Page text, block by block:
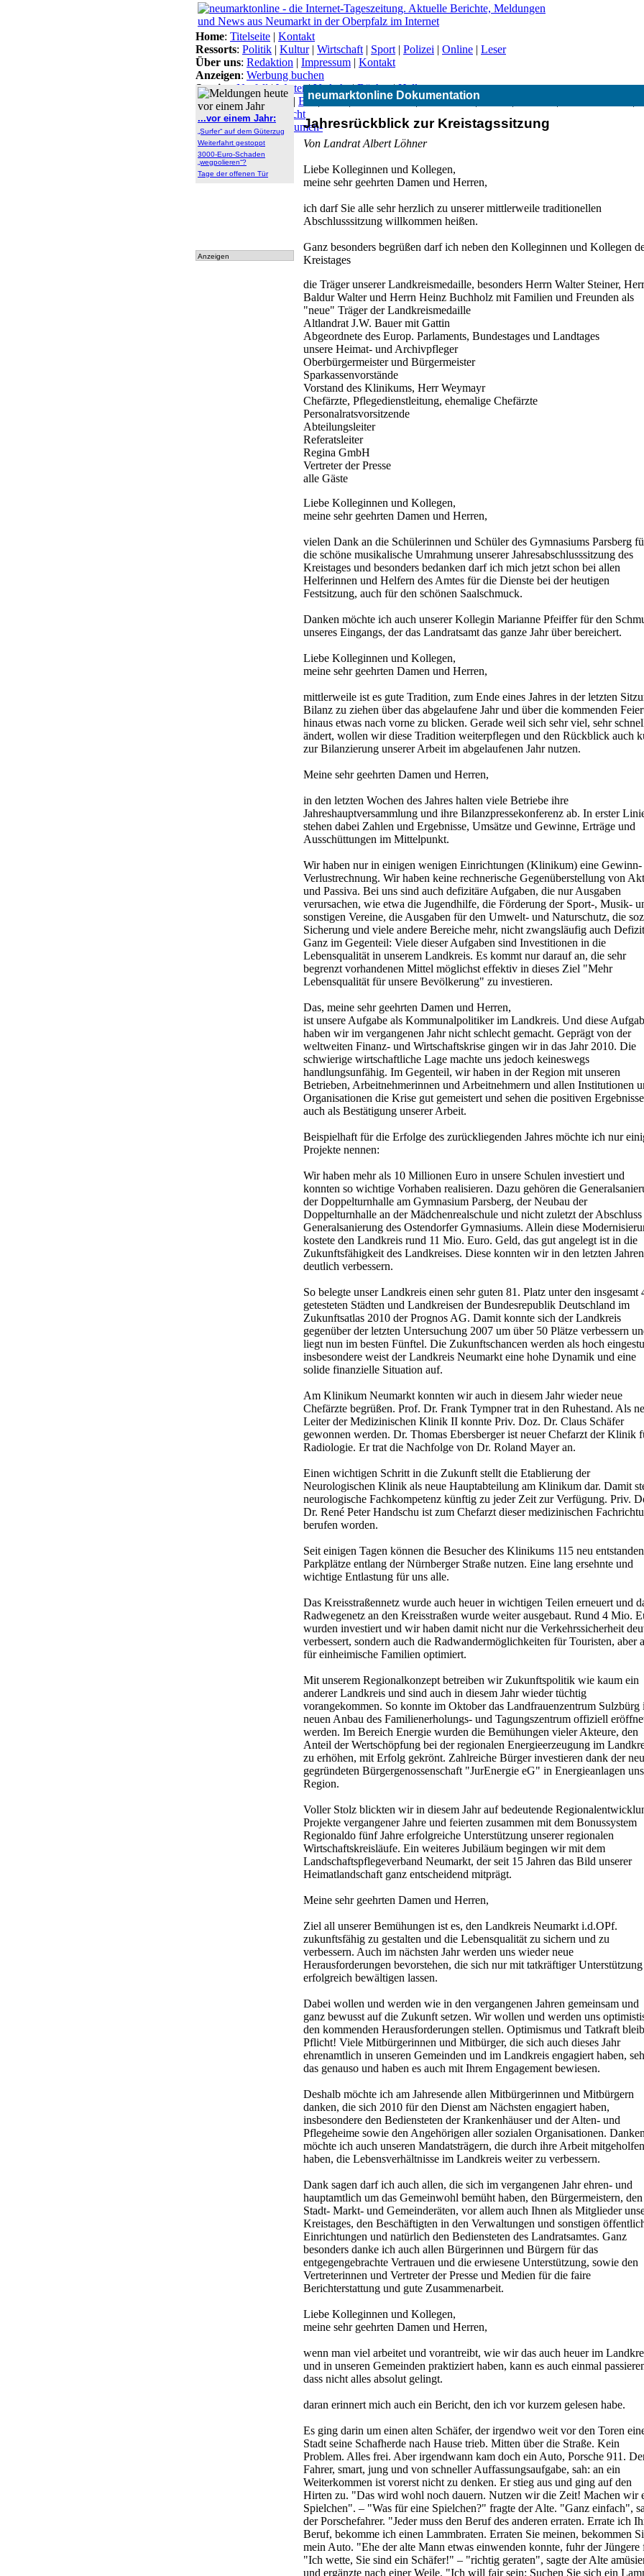
neumarktonline Dokumentation
Jahresrückblick zur Kreistagssitzung
Von Landrat Albert Löhner
Liebe Kolleginnen und Kollegen,
meine sehr geehrten Damen und Herren,
ich darf Sie alle sehr herzlich zu unserer mittlerweile traditionellen
Abschlusssitzung willkommen heißen.
Ganz besonders begrüßen darf ich neben den Kolleginnen und Kollegen
Kreistages
die Träger unserer Landkreismedaille, besonders Herrn Walter Steiner,
Baldur Walter und Herrn Heinz Buchholz mit Familien und Freunden als
"neue" Träger der Landkreismedaille
Altlandrat J.W. Bauer mit Gattin
Abgeordnete des Europ. Parlaments, Bundestages und Landtages
unsere Heimat- und Archivpfleger
Oberbürgermeister und Bürgermeister
Sparkassenvorstände
Vorstand des Klinikums, Herr Weymayr
Chefärzte, Pflegedienstleitung, ehemalige Chefärzte
Personalratsvorsitzende
Abteilungsleiter
Referatsleiter
Regina GmbH
Vertreter der Presse
alle Gäste
Liebe Kolleginnen und Kollegen,
meine sehr geehrten Damen und Herren,
vielen Dank an die Schülerinnen und Schüler des Gymnasiums Parsberg
die schöne musikalische Umrahmung unserer Jahresabschlusssitzung des
Kreistages und besonders bedanken darf ich mich jetzt schon bei allen
Helferinnen und Helfern des Amtes für die Dienste bei der heutigen
Festsitzung, auch für den schönen Saalschmuck.
Danken möchte ich auch unserer Kollegin Marianne Pfeiffer für den
unseres Eingangs, der das Landratsamt das ganze Jahr über bereichert.
Liebe Kolleginnen und Kollegen,
meine sehr geehrten Damen und Herren,
mittlerweile ist es gute Tradition, zum Ende eines Jahres in der letzten
Bilanz zu ziehen über das abgelaufene Jahr und über die kommenden
hinaus etwas nach vorne zu blicken. Gerade weil sich sehr viel, sehr
ändert, wollen wir diese Tradition weiterpflegen und den Rückblick auch
zur Bilanzierung unserer Arbeit im abgelaufenen Jahr nutzen.
Meine sehr geehrten Damen und Herren,
in den letzten Wochen des Jahres halten viele Betriebe ihre
Jahreshauptversammlung und ihre Bilanzpressekonferenz ab. In erster
stehen dabei Zahlen und Ergebnisse, Umsätze und Gewinne, Erträge und
Ausschüttungen im Mittelpunkt.
Wir haben nur in einigen wenigen Einrichtungen (Klinikum) eine Gewinn-
Verlustrechnung. Wir haben keine rechnerische Gegenüberstellung von
und Passiva. Bei uns sind auch defizitäre Aufgaben, die nur Ausgaben
verursachen, wie etwa die Jugendhilfe, die Förderung der Sport-, Musik-
sonstigen Vereine, die Ausgaben für den Umwelt- und Naturschutz, die
Sicherung und viele andere Bereiche mehr, nicht zwangsläufig auch
Ganz im Gegenteil: Viele dieser Aufgaben sind Investitionen in die
Lebensqualität in unserem Landkreis. Es kommt nur darauf an, die sehr
begrenzt vorhandenen Mittel möglichst effektiv in dieses Ziel "Mehr
Lebensqualität für unsere Bevölkerung" zu investieren.
Das, meine sehr geehrten Damen und Herren,
ist unsere Aufgabe als Kommunalpolitiker im Landkreis. Und diese
haben wir im vergangenen Jahr nicht schlecht gemacht. Geprägt von der
weltweiten Finanz- und Wirtschaftskrise gingen wir in das Jahr 2010. Die
schwierige wirtschaftliche Lage machte uns jedoch keineswegs
handlungsunfähig. Im Gegenteil, wir haben in der Region mit unseren
Betrieben, Arbeitnehmerinnen und Arbeitnehmern und allen Institutionen
Organisationen die Krise gut gemeistert und sehen die positiven Ergebnisse
auch als Bestätigung unserer Arbeit.
Beispielhaft für die Erfolge des zurückliegenden Jahres möchte ich nur
Projekte nennen:
Wir haben mehr als 10 Millionen Euro in unsere Schulen investiert und
konnten so wichtige Vorhaben realisieren. Dazu gehören die
der Doppelturnhalle am Gymnasium Parsberg, der Neubau der
Doppelturnhalle an der Mädchenrealschule und nicht zuletzt der Abschluss
Generalsanierung des Ostendorfer Gymnasiums. Allein diese
kostete den Landkreis rund 11 Mio. Euro. Geld, das gut angelegt ist in die
Zukunftsfähigkeit des Landkreises. Diese konnten wir in den letzten Jahren
deutlich verbessern.
So belegte unser Landkreis einen sehr guten 81. Platz unter den insgesamt
getesteten Städten und Landkreisen der Bundesrepublik Deutschland im
Zukunftsatlas 2010 der Prognos AG. Damit konnte sich der Landkreis
gegenüber der letzten Untersuchung 2007 um über 50 Plätze verbessern
liegt nun im besten Fünftel. Die Zukunftschancen werden als hoch
insbesondere weist der Landkreis Neumarkt eine hohe Dynamik und eine
solide finanzielle Situation auf.
Am Klinikum Neumarkt konnten wir auch in diesem Jahr wieder neue
Chefärzte begrüßen. Prof. Dr. Frank Tympner trat in den Ruhestand. Als
Leiter der Medizinischen Klinik II konnte Priv. Doz. Dr. Claus Schäfer
gewonnen werden. Dr. Thomas Ebersberger ist neuer Chefarzt der Klinik
Radiologie. Er trat die Nachfolge von Dr. Roland Mayer an.
Einen wichtigen Schritt in die Zukunft stellt die Etablierung der
Neurologischen Klinik als neue Hauptabteilung am Klinikum dar. Damit
neurologische Fachkompetenz künftig zu jeder Zeit zur Verfügung. Priv.
Dr. René Peter Handschu ist zum Chefarzt dieser medizinischen
berufen worden.
Seit einigen Tagen können die Besucher des Klinikums 115 neu
Parkplätze entlang der Nürnberger Straße nutzen. Eine lang ersehnte und
wichtige Entlastung für uns alle.
Das Kreisstraßennetz wurde auch heuer in wichtigen Teilen erneuert und
Radwegenetz an den Kreisstraßen wurde weiter ausgebaut. Rund 4 Mio.
wurden investiert und wir haben damit nicht nur die Verkehrssicherheit
verbessert, sondern auch die Radwandermöglichkeiten für Touristen, aber
für einheimische Familien optimiert.
Mit unserem Regionalkonzept betreiben wir Zukunftspolitik wie kaum ein
anderer Landkreis und sind auch in diesem Jahr wieder tüchtig
vorangekommen. So konnte im Oktober das Landfrauenzentrum Sulzbürg
neuen Anbau des Familienerholungs- und Tagungszentrum offiziell
werden. Im Bereich Energie wurden die Bemühungen vieler Akteure, den
Anteil der Wertschöpfung bei der regionalen Energieerzeugung im
zu erhöhen, mit Erfolg gekrönt. Zahlreiche Bürger investieren dank der neu
gegründeten Bürgergenossenschaft "JurEnergie eG" in Energieanlagen
Region.
Voller Stolz blickten wir in diesem Jahr auf bedeutende
Projekte vergangener Jahre und feierten zusammen mit dem Bonussystem
Regionaldo fünf Jahre erfolgreiche Unterstützung unserer regionalen
Wirtschaftskreisläufe. Ein weiteres Jubiläum begingen wir mit dem
Landschaftspflegeverband Neumarkt, der seit 15 Jahren das Bild unserer
Heimatlandschaft ganz entscheidend mitprägt.
Meine sehr geehrten Damen und Herren,
Ziel all unserer Bemühungen ist es, den Landkreis Neumarkt i.d.OPf.
zukunftsfähig zu gestalten und die Lebensqualität zu sichern und zu
verbessern. Auch im nächsten Jahr werden uns wieder neue
Herausforderungen bevorstehen, die sich nur mit tatkräftiger Unterstützung
erfolgreich bewältigen lassen.
Dabei wollen und werden wie in den vergangenen Jahren gemeinsam und
ganz bewusst auf die Zukunft setzen. Wir wollen und werden uns
den kommenden Herausforderungen stellen. Optimismus und Tatkraft
Pflicht! Viele Mitbürgerinnen und Mitbürger, die sich auch dieses Jahr
ehrenamtlich in unseren Gemeinden und im Landkreis engagiert haben,
das genauso und haben es auch mit Ihrem Engagement bewiesen.
Deshalb möchte ich am Jahresende allen Mitbürgerinnen und Mitbürgern
danken, die sich 2010 für den Dienst am Nächsten engagiert haben,
insbesondere den Bediensteten der Krankenhäuser und der Alten- und
Pflegeheime sowie den Angehörigen aller sozialen Organisationen. Danken
möchte ich auch unseren Mandatsträgern, die durch ihre Arbeit mitgeholfen
haben, die Lebensverhältnisse im Landkreis weiter zu verbessern.
Dank sagen darf ich auch allen, die sich im vergangenen Jahr ehren- und
hauptamtlich um das Gemeinwohl bemüht haben, den Bürgermeistern, den
Stadt- Markt- und Gemeinderäten, vor allem auch Ihnen als Mitglieder
Kreistages, den Beschäftigten in den Verwaltungen und sonstigen
Einrichtungen und natürlich den Bediensteten des Landratsamtes. Ganz
besonders danke ich auch allen Bürgerinnen und Bürgern für das
entgegengebrachte Vertrauen und die erwiesene Unterstützung, sowie den
Vertreterinnen und Vertreter der Presse und Medien für die faire
Berichterstattung und gute Zusammenarbeit.
Liebe Kolleginnen und Kollegen,
meine sehr geehrten Damen und Herren,
wenn man viel arbeitet und vorantreibt, wie wir das auch heuer im
und in unseren Gemeinden praktiziert haben, kann es auch einmal
dass nicht alles absolut gelingt.
daran erinnert mich auch ein Bericht, den ich vor kurzem gelesen habe.
Es ging darin um einen alten Schäfer, der irgendwo weit vor den Toren
Stadt seine Schafherde nach Hause trieb. Mitten über die Straße. Kein
Problem. Alles frei. Aber irgendwann kam doch ein Auto, Porsche 911.
Fahrer, smart, jung und von schneller Auffassungsaufgabe, sah: an ein
Weiterkommen ist vorerst nicht zu denken. Er stieg aus und ging auf den
Hirten zu. "Das wird wohl noch dauern. Nutzen wir die Zeit! Machen wir
Spielchen". – "Was für eine Spielchen?" fragte der Alte. "Ganz einfach",
der Porschefahrer. "Jeder muss den Beruf des anderen erraten. Errate ich
Beruf, bekomme ich einen Lammbraten. Erraten Sie meinen, bekommen
mein Auto. "Ehe der alte Mann etwas einwenden konnte, fuhr der Jüngere
"Ich wette, Sie sind ein Schäfer!" – "richtig geraten", sagte der Alte
und ergänzte nach einer Weile. "Ich will fair sein: Suchen Sie sich ein
...vor einem Jahr:
„Surfer“ auf dem Güterzug
Weiterfahrt gestoppt
3000-Euro-Schaden
„wegpolieren“?
Tage der offenen Tür
Anzeigen
Home: Titelseite | Kontakt
Ressorts: Politik | Kultur| Wirtschaft | Sport | Polizei | Online | Leser
Über uns: Redaktion | Impressum | Kontakt
Anzeigen: Werbung buchen
Service: Notfall | Wetter|Verkehr|Bücher|Hallo
Themen:Arbeitsamt | BN|CSU|Freie Wähler|Gesundheit|
Lokal-Links:Übersicht
Archiv:Archiv|Dokumen-
tationen